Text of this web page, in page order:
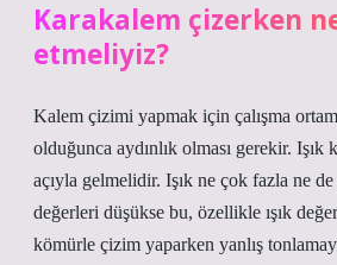
Karakalem çizerken
etmeliyiz?
Kalem çizimi yapmak için çalışma
olduğunca aydınlık olması gerekir. Işık
açıyla gelmelidir. Işık ne çok fazla ne de
değerleri düşükse bu, özellikle ışık
kömürle çizim yaparken yanlış